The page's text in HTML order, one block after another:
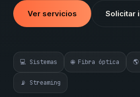
Ver servicios Solicitar
💻 Sistemas 🌐 Fibra óptica
📡 Streaming